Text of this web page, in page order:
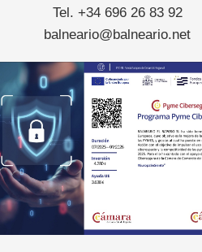
Tel. +34 696 26 83 92
balneario@balneario.net